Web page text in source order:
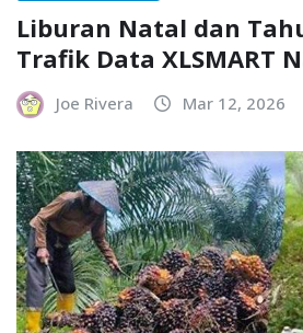
Liburan Natal dan
Trafik Data XLSMART
Joe Rivera Mar 12, 2026